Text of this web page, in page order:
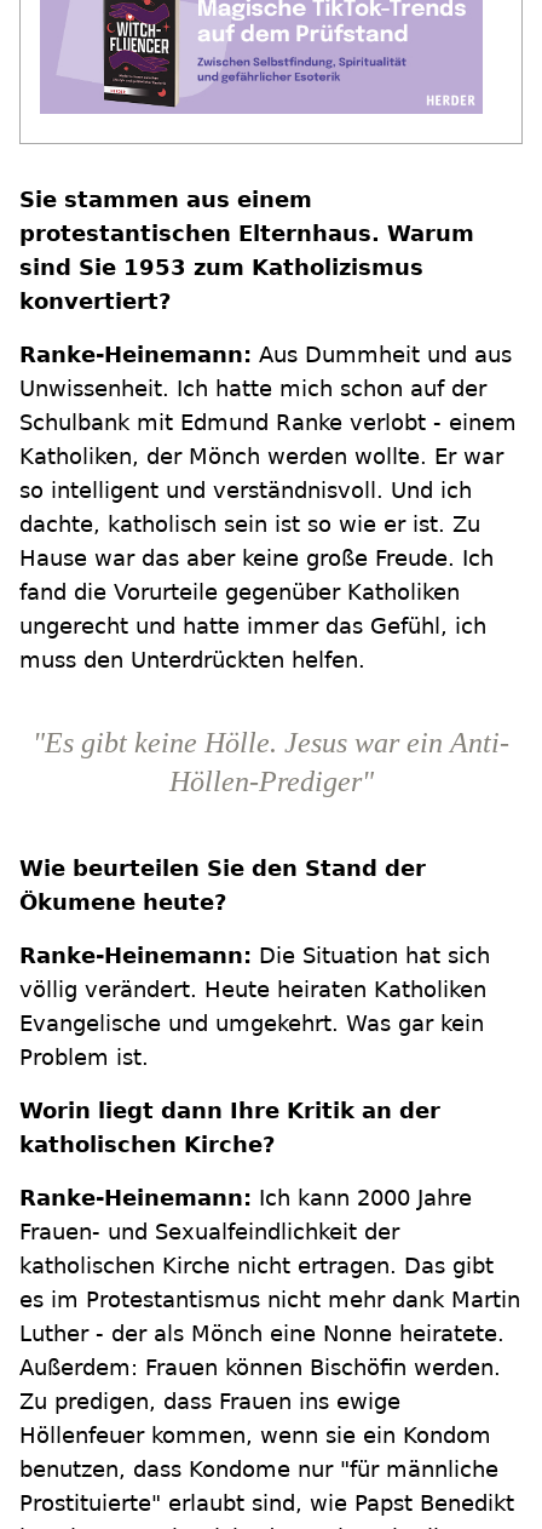
Sie stammen aus einem
protestantischen Elternhaus. Warum
sind Sie 1953 zum Katholizismus
konvertiert?
Ranke-Heinemann: Aus Dummheit und aus
Unwissenheit. Ich hatte mich schon auf der
Schulbank mit Edmund Ranke verlobt - einem
Katholiken, der Mönch werden wollte. Er war
so intelligent und verständnisvoll. Und ich
dachte, katholisch sein ist so wie er ist. Zu
Hause war das aber keine große Freude. Ich
fand die Vorurteile gegenüber Katholiken
ungerecht und hatte immer das Gefühl, ich
muss den Unterdrückten helfen.
"Es gibt keine Hölle. Jesus war ein Anti-
Höllen-Prediger"
Wie beurteilen Sie den Stand der
Ökumene heute?
Ranke-Heinemann: Die Situation hat sich
völlig verändert. Heute heiraten Katholiken
Evangelische und umgekehrt. Was gar kein
Problem ist.
Worin liegt dann Ihre Kritik an der
katholischen Kirche?
Ranke-Heinemann: Ich kann 2000 Jahre
Frauen- und Sexualfeindlichkeit der
katholischen Kirche nicht ertragen. Das gibt
es im Protestantismus nicht mehr dank Martin
Luther - der als Mönch eine Nonne heiratete.
Außerdem: Frauen können Bischöfin werden.
Zu predigen, dass Frauen ins ewige
Höllenfeuer kommen, wenn sie ein Kondom
benutzen, dass Kondome nur "für männliche
Prostituierte" erlaubt sind, wie Papst Benedikt